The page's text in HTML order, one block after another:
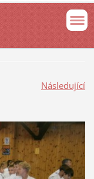
Následující